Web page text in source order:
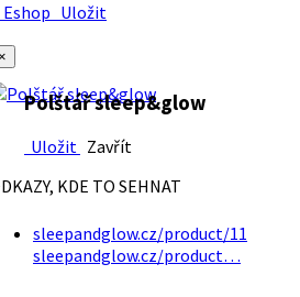
Uložit
Polštář sleep&glow
Uložit Zavřít
KDE TO SEHNAT
sleepandglow.cz/product/11
sleepandglow.cz/product…